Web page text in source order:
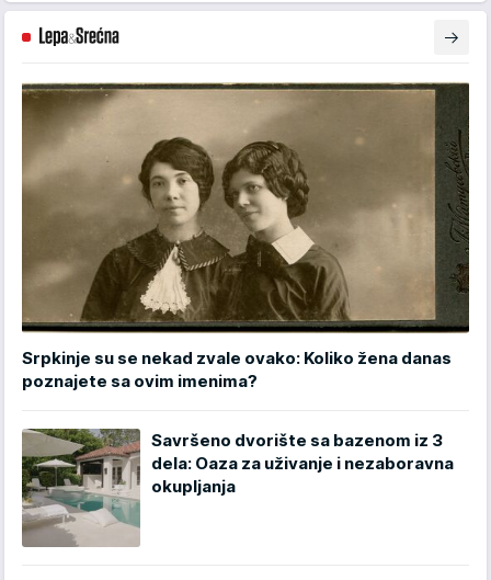
Srpkinje su se nekad zvale ovako: Koliko žena danas
poznajete sa ovim imenima?
Savršeno dvorište sa bazenom iz 3
dela: Oaza za uživanje i nezaboravna
okupljanja